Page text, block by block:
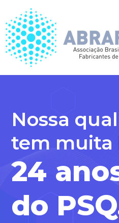
Nossa
tem muita
24
do